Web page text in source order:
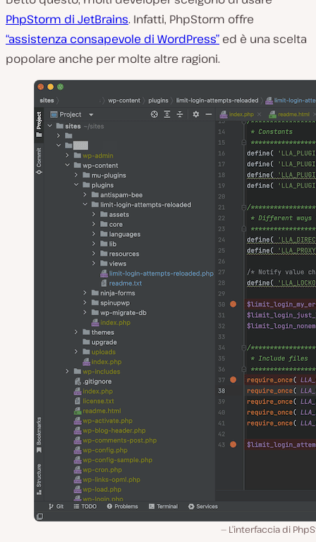
PhpStorm di JetBrains. Infatti, PhpStorm offre
“assistenza consapevole di WordPress” ed è una scelta
popolare anche per molte altre ragioni.
L’interfaccia di